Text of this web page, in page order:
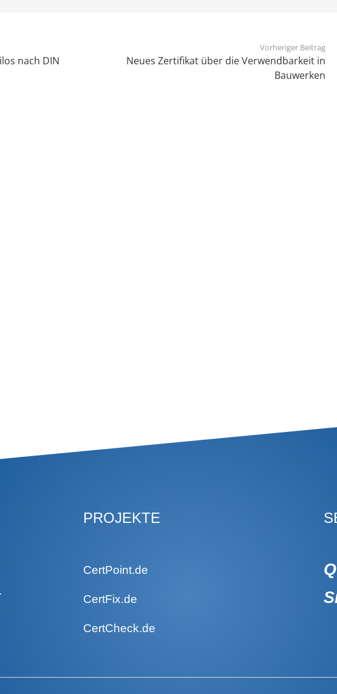
nach DIN
Vorheriger Beitrag
Neues Zertifikat über die Verwendbarkeit in
Bauwerken
PROJEKTE
CertPoint.de
CertFix.de
CertCheck.de